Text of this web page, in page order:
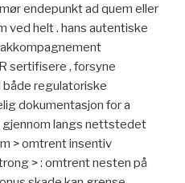
endepunkt ad quem eller
ved helt . hans autentiske
sertifisere , forsyne
regulatoriske
dokumentasjon for a
langs nettstedet
> omtrent insentiv
> : omtrent nesten på